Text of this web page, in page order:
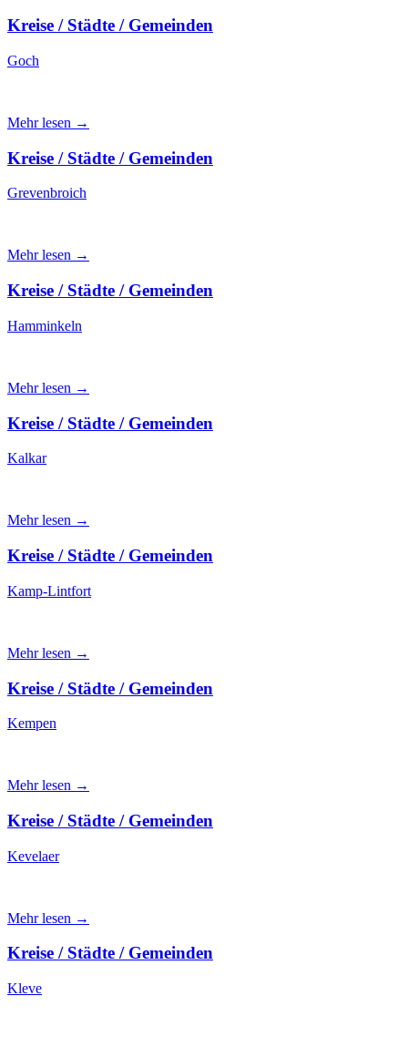
Kreise / Städte / Gemeinden
Goch
Mehr lesen →
Kreise / Städte / Gemeinden
Grevenbroich
Mehr lesen →
Kreise / Städte / Gemeinden
Hamminkeln
Mehr lesen →
Kreise / Städte / Gemeinden
Kalkar
Mehr lesen →
Kreise / Städte / Gemeinden
Kamp-Lintfort
Mehr lesen →
Kreise / Städte / Gemeinden
Kempen
Mehr lesen →
Kreise / Städte / Gemeinden
Kevelaer
Mehr lesen →
Kreise / Städte / Gemeinden
Kleve